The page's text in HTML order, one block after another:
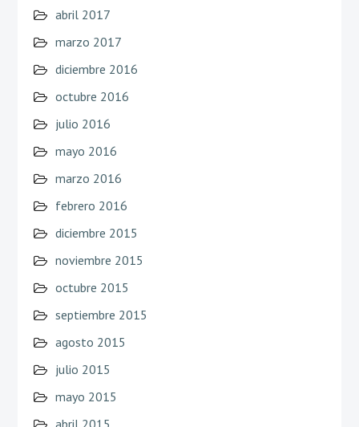
abril 2017
marzo 2017
diciembre 2016
octubre 2016
julio 2016
mayo 2016
marzo 2016
febrero 2016
diciembre 2015
noviembre 2015
octubre 2015
septiembre 2015
agosto 2015
julio 2015
mayo 2015
abril 2015